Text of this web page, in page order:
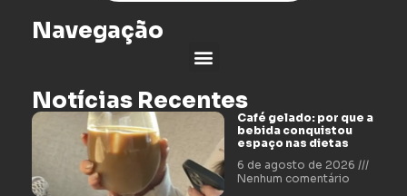
Navegação
Notícias Recentes
Café gelado: por que a
bebida conquistou
espaço nas dietas
6 de agosto de 2026
Nenhum comentário